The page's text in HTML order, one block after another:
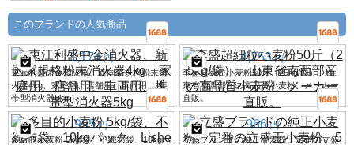
このブランドの人気商品
1,174 円
東江利盛中金消火器、新国家規格粉末消
火器4kg、家庭用、店舗用、車両用、携
帯型消火器5kg
4,253 円
李盛超細粒小麦粉50斤（25kg/袋）、山
東省南西部産の高品質小麦粉、メーカー
直販。
995 円
多目的小麦粉 5kg/袋、不織布袋、10kgパ
966 円
立盛ブランドの純正小麦粉、定番の立盛